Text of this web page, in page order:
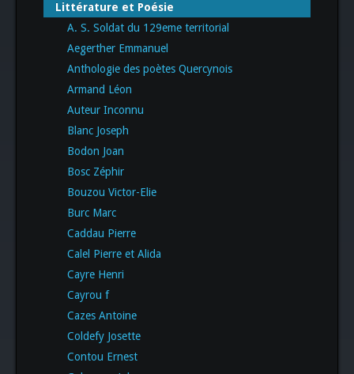
Littérature et Poésie
A. S. Soldat du 129eme territorial
Aegerther Emmanuel
Anthologie des poètes Quercynois
Armand Léon
Auteur Inconnu
Blanc Joseph
Bodon Joan
Bosc Zéphir
Bouzou Victor-Elie
Burc Marc
Caddau Pierre
Calel Pierre et Alida
Cayre Henri
Cayrou f
Cazes Antoine
Coldefy Josette
Contou Ernest